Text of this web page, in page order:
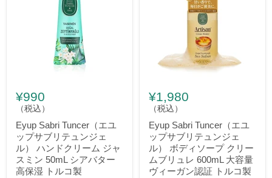
¥990
（税込）
Eyup Sabri Tuncer（エユ
ップサブリテュンジェ
ル） ハンドクリーム ジャ
スミン 50mL シアバター
高保湿 トルコ製
¥1,980
（税込）
Eyup Sabri Tuncer（エユ
ップサブリテュンジェ
ル） ボディソープ クリー
ムブリュレ 600mL 大容量
ヴィーガン認証 トルコ製